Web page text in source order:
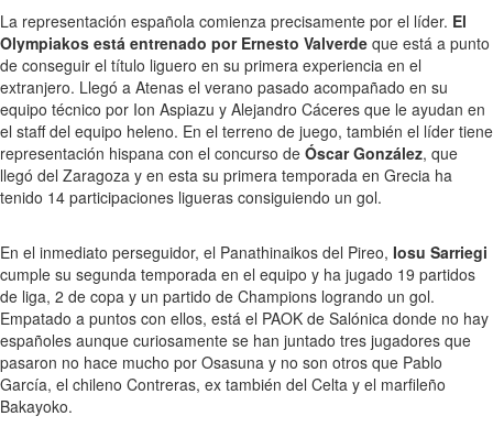
La representación española comienza precisamente por el líder. El
Olympiakos está entrenado por Ernesto Valverde que está a punto
de conseguir el título liguero en su primera experiencia en el
extranjero. Llegó a Atenas el verano pasado acompañado en su
equipo técnico por Ion Aspiazu y Alejandro Cáceres que le ayudan en
el staff del equipo heleno. En el terreno de juego, también el líder tiene
representación hispana con el concurso de Óscar González, que
llegó del Zaragoza y en esta su primera temporada en Grecia ha
tenido 14 participaciones ligueras consiguiendo un gol.
En el inmediato perseguidor, el Panathinaikos del Pireo, Iosu Sarriegi
cumple su segunda temporada en el equipo y ha jugado 19 partidos
de liga, 2 de copa y un partido de Champions logrando un gol.
Empatado a puntos con ellos, está el PAOK de Salónica donde no hay
españoles aunque curiosamente se han juntado tres jugadores que
pasaron no hace mucho por Osasuna y no son otros que Pablo
García, el chileno Contreras, ex también del Celta y el marfileño
Bakayoko.